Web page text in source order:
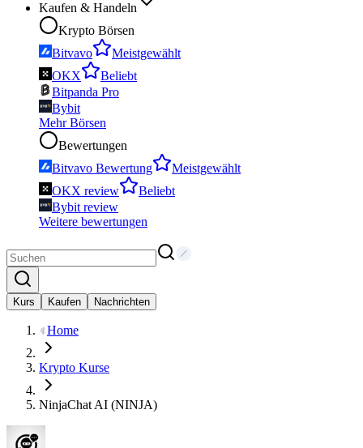
Kaufen & Handeln
Krypto Börsen
Bitvavo
Meistgewählt
OKX
Beliebt
Bitpanda Pro
Bybit
Mehr Börsen
Bewertungen
Bitvavo Bewertung
Meistgewählt
OKX review
Beliebt
Bybit review
Weitere bewertungen
Kurs Kaufen Nachrichten
Home
Krypto Kurse
NinjaChat AI (NINJA)